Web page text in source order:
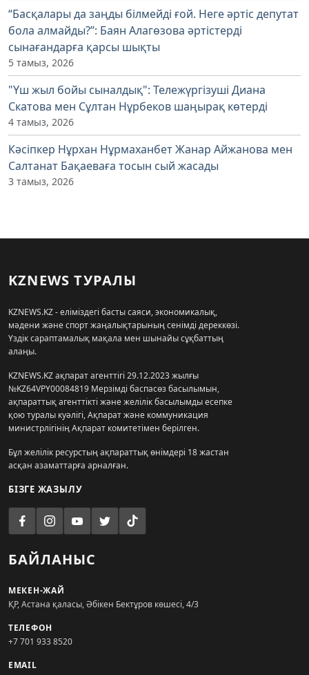
“Басқалары да заңды білмейді ғой. Неге әртіс депутат
бола алмайды?”: Баян Алагөзова әртістерді
сынағандарға қарсы шықты
5 тамыз, 2026
"Үш жыл бойы сыналдық": Тележүргізуші Диана
Скатова мен Сұлтан Нұрбеков шаңырақ көтерді
4 тамыз, 2026
Кәсіпкер Нұрхан Нұрмаханбет Жанар Айжанова мен
Салтанат Бақаеваға тосын сый жасады
3 тамыз, 2026
KZNEWS ТУРАЛЫ
KZNEWS.KZ - еліміздегі басты саяси, экономикалық,
мәдени және спорт жаңалықтарының сенімді дереккөзі.
Үздік сараптамалық мақала мен шынайы сұқбаттың
алаңы.
KZNEWS.KZ ақпарат агенттігі 29.12.2023 жылғы
№KZ64VPY00084819 Мерзімді баспасөз басылымын,
ақпараттық агенттікті және желілік басылымды есепке
қою туралы куәлігі, Ақпарат және коммуникация
министрлігінің Ақпарат комитетімен берілген.
Бұл желілік ресурстың ақпараттық өнімдері 18 жастан
асқан азаматтарға арналған.
БІЗГЕ ЖАЗЫЛУ
БАЙЛАНЫС
МЕКЕН-ЖАЙ
ҚР, Астана қаласы, Әбікен Бектұров көшесі, 4/3
ТЕЛЕФОН
+7 701 933 8520
EMAIL